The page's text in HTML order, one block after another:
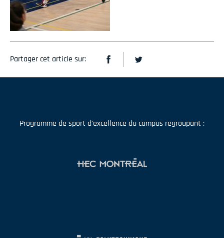
Partager cet article sur:
Programme de sport d'excellence du campus regroupant :